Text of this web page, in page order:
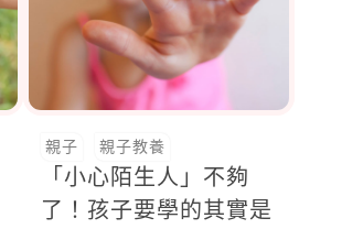
親子 親子教養
「小心陌生人」不夠
了！孩子要學的其實是